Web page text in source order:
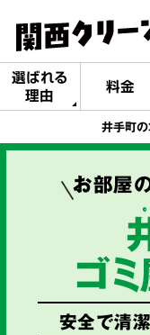
選ばれる
理由
料金
井手町の
お部屋
ゴ
安全で清